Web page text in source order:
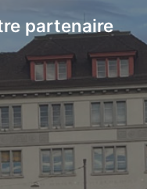
partenaire